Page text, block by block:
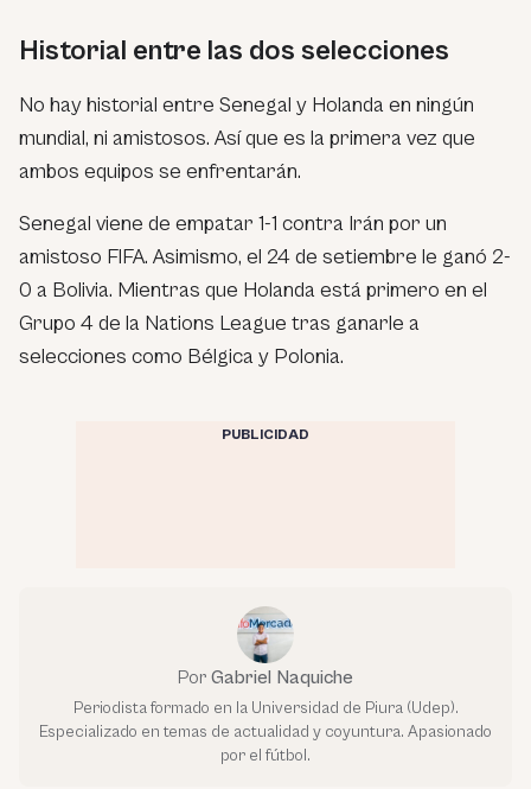
Historial entre las dos selecciones
No hay historial entre Senegal y Holanda en ningún
mundial, ni amistosos. Así que es la primera vez que
ambos equipos se enfrentarán.
Senegal viene de empatar 1-1 contra Irán por un
amistoso FIFA. Asimismo, el 24 de setiembre le ganó 2-
0 a Bolivia. Mientras que Holanda está primero en el
Grupo 4 de la Nations League tras ganarle a
selecciones como Bélgica y Polonia.
PUBLICIDAD
Por Gabriel Naquiche
Periodista formado en la Universidad de Piura (Udep).
Especializado en temas de actualidad y coyuntura. Apasionado
por el fútbol.